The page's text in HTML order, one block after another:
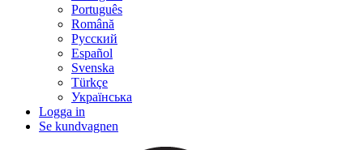
Português
Română
Русский
Español
Svenska
Türkçe
Українська
Logga in
Se kundvagnen